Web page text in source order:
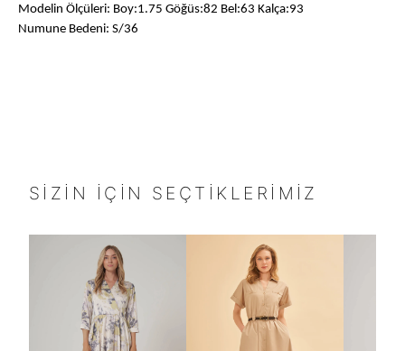
Modelin Ölçüleri: Boy:1.75 Göğüs:82 Bel:63 Kalça:93
Numune Bedeni: S/36